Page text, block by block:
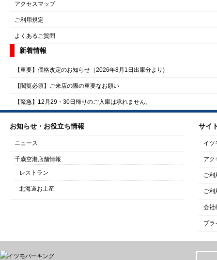
アクセスマップ
ご利用規定
よくあるご質問
新着情報
【重要】価格改定のお知らせ（2026年8月1日出庫分より)
【閲覧必須】ご来店の際の重要なお願い
【緊急】12月29・30日帰りのご入庫は承れません。
お知らせ・お役立ち情報
ニュース
千歳空港店舗情報
レストラン
北海道お土産
サイ
イツ
アク
ご利
ご利
会社
プラ